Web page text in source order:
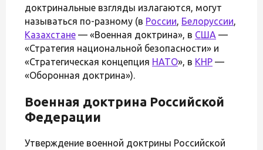
доктринальные взгляды излагаются, могут
называться по-разному (в России, Белоруссии,
Казахстане — «Военная доктрина», в США —
«Стратегия национальной безопасности» и
«Стратегическая концепция НАТО», в КНР —
«Оборонная доктрина»).
Военная доктрина Российской
Федерации
Утверждение военной доктрины Российской